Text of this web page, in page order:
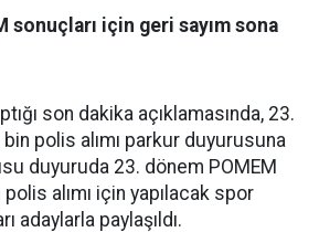
sonuçları için geri sayım sona
son dakika açıklamasında, 23.
polis alımı parkur duyurusuna
duyuruda 23. dönem POMEM
alımı için yapılacak spor
adaylarla paylaşıldı.